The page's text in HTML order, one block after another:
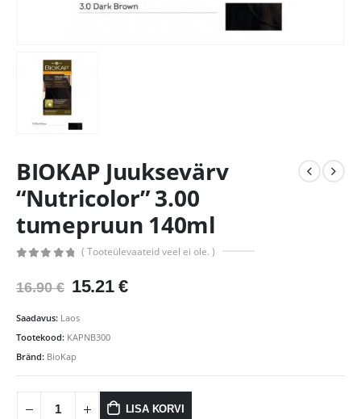
BIOKAP Juuksevärv
“Nutricolor” 3.00
tumepruun 140ml
( Tooteülevaateid veel ei ole. )
16.90€ Algne
oli:
16.90 €.
15.21 €Praegune
Saadavus: Laos
Tootekood: KAPNB300
Bränd: BioKap
LISA KORVI